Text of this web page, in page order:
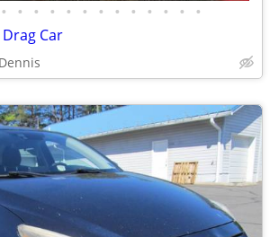
• • • • • • • • • • • • •
Car
Dennis